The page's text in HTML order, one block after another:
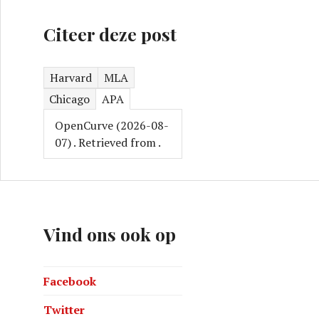
Citeer deze post
Harvard
MLA
Chicago
APA
OpenCurve (2026-08-
07). Retrieved from.
Vind ons ook op
Facebook
Twitter